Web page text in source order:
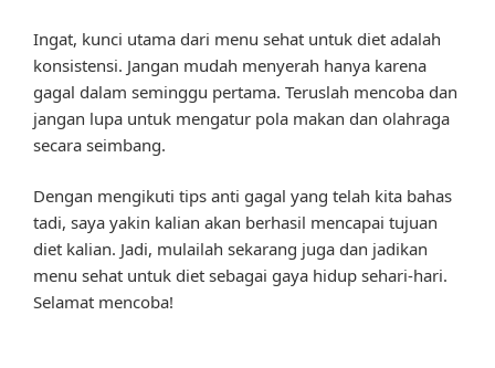
Ingat, kunci utama dari menu sehat untuk diet adalah
konsistensi. Jangan mudah menyerah hanya karena
gagal dalam seminggu pertama. Teruslah mencoba dan
jangan lupa untuk mengatur pola makan dan olahraga
secara seimbang.
Dengan mengikuti tips anti gagal yang telah kita bahas
tadi, saya yakin kalian akan berhasil mencapai tujuan
diet kalian. Jadi, mulailah sekarang juga dan jadikan
menu sehat untuk diet sebagai gaya hidup sehari-hari.
Selamat mencoba!